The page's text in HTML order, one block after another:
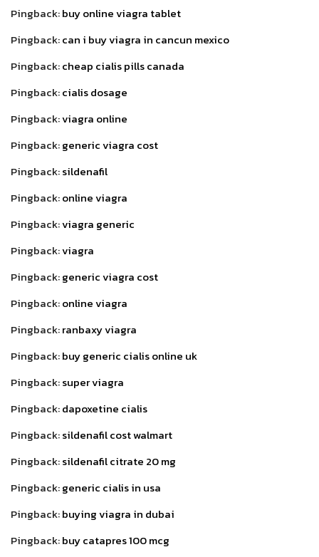
Pingback:buy online viagra tablet
Pingback:can i buy viagra in cancun mexico
Pingback:cheap cialis pills canada
Pingback:cialis dosage
Pingback:viagra online
Pingback:generic viagra cost
Pingback:sildenafil
Pingback:online viagra
Pingback:viagra generic
Pingback:viagra
Pingback:generic viagra cost
Pingback:online viagra
Pingback:ranbaxy viagra
Pingback:buy generic cialis online uk
Pingback:super viagra
Pingback:dapoxetine cialis
Pingback:sildenafil cost walmart
Pingback:sildenafil citrate 20 mg
Pingback:generic cialis in usa
Pingback:buying viagra in dubai
Pingback:buy catapres 100 mcg